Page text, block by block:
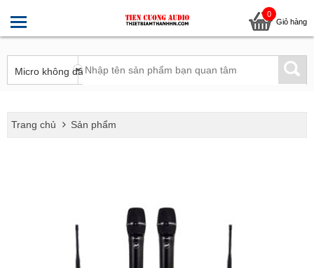
0
Giỏ hàng
Trang chủ Sản phẩm